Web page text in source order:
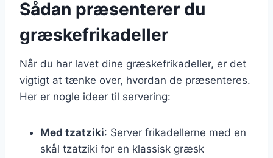
Sådan præsenterer du
græskefrikadeller
Når du har lavet dine græskefrikadeller, er det
vigtigt at tænke over, hvordan de præsenteres.
Her er nogle ideer til servering:
Med tzatziki: Server frikadellerne med en
skål tzatziki for en klassisk græsk